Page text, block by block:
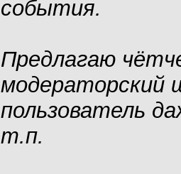
события.
Предлагаю
пользователь
т.п.